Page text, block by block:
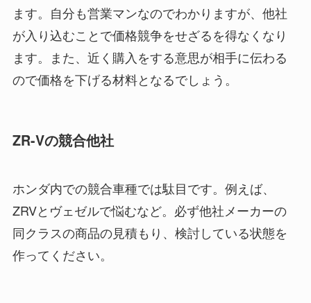
ます。自分も営業マンなのでわかりますが、他社
が入り込むことで価格競争をせざるを得なくなり
ます。また、近く購入をする意思が相手に伝わる
ので価格を下げる材料となるでしょう。
ZR-Vの競合他社
ホンダ内での競合車種では駄目です。例えば、
ZRVとヴェゼルで悩むなど。必ず他社メーカーの
同クラスの商品の見積もり、検討している状態を
作ってください。